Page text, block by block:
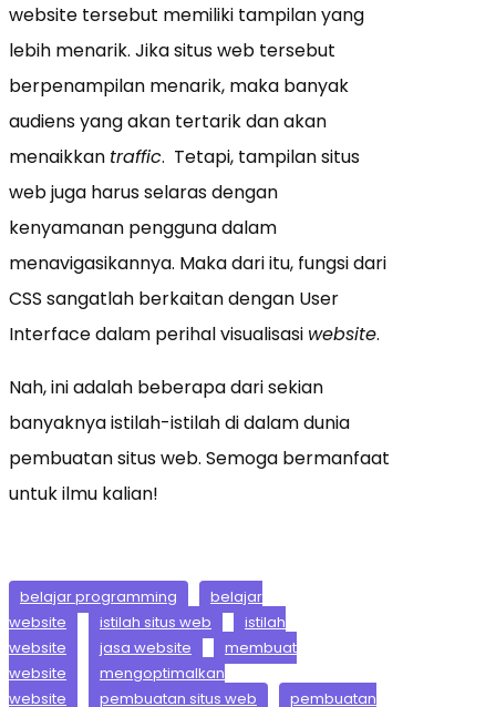
website tersebut memiliki tampilan yang
lebih menarik. Jika situs web tersebut
berpenampilan menarik, maka banyak
audiens yang akan tertarik dan akan
menaikkan traffic. Tetapi, tampilan situs
web juga harus selaras dengan
kenyamanan pengguna dalam
menavigasikannya. Maka dari itu, fungsi dari
CSS sangatlah berkaitan dengan User
Interface dalam perihal visualisasi website.
Nah, ini adalah beberapa dari sekian
banyaknya istilah-istilah di dalam dunia
pembuatan situs web. Semoga bermanfaat
untuk ilmu kalian!
belajar programming
belajar
website
istilah situs web
istilah
website
jasa website
membuat
website
mengoptimalkan
website
pembuatan situs web pembuatan